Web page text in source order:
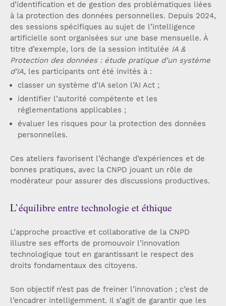
d’identification et de gestion des problématiques liées
à la protection des données personnelles. Depuis 2024,
des sessions spécifiques au sujet de l’intelligence
artificielle sont organisées sur une base mensuelle. À
titre d’exemple, lors de la session intitulée IA &
Protection des données : étude pratique d’un système
d’IA, les participants ont été invités à :
classer un système d’IA selon l’AI Act ;
identifier l’autorité compétente et les
réglementations applicables ;
évaluer les risques pour la protection des données
personnelles.
Ces ateliers favorisent l’échange d’expériences et de
bonnes pratiques, avec la CNPD jouant un rôle de
modérateur pour assurer des discussions productives.
L’équilibre entre technologie et éthique
L’approche proactive et collaborative de la CNPD
illustre ses efforts de promouvoir l’innovation
technologique tout en garantissant le respect des
droits fondamentaux des citoyens.
Son objectif n’est pas de freiner l’innovation ; c’est de
l’encadrer intelligemment. Il s’agit de garantir que les